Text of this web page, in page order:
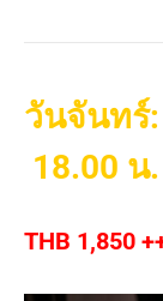
วันจันทร์:
18.00 น
THB 1,850